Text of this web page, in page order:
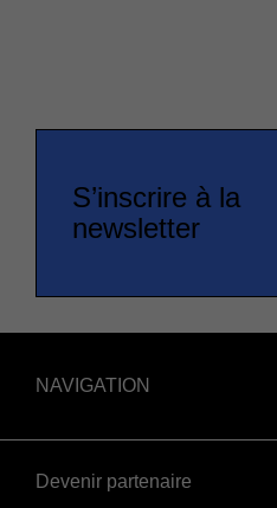
S’inscrire à la
newsletter
NAVIGATION
Devenir partenaire